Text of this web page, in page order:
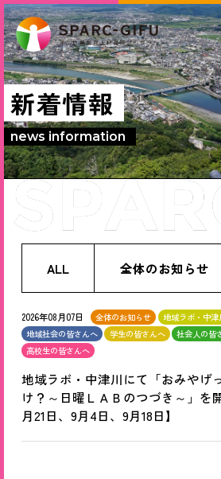
新着情報
news information
ALL 全体のお知らせ
2026年08月07日 全体のお知らせ
地域ラボ・中津
地域社会の皆さんへ
学生の皆さんへ
社会人の皆
高校生の皆さんへ
地域ラボ・中津川にて「おみやげ
け？～日曜ＬＡＢのつづき～」を
月21日、9月4日、9月18日】